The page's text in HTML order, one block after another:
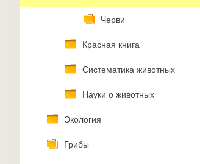
Черви
Красная книга
Систематика животных
Науки о животных
Экология
Грибы